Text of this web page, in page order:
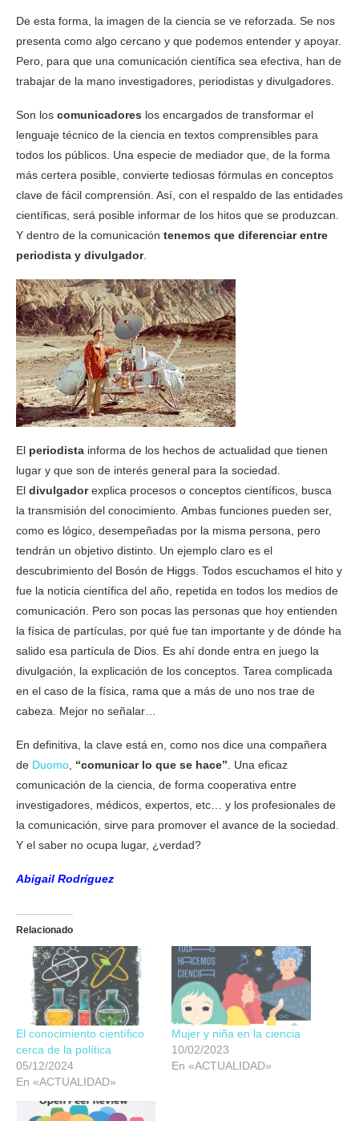
De esta forma, la imagen de la ciencia se ve reforzada. Se nos
presenta como algo cercano y que podemos entender y apoyar.
Pero, para que una comunicación científica sea efectiva, han de
trabajar de la mano investigadores, periodistas y divulgadores.
Son los comunicadores los encargados de transformar el
lenguaje técnico de la ciencia en textos comprensibles para
todos los públicos. Una especie de mediador que, de la forma
más certera posible, convierte tediosas fórmulas en conceptos
clave de fácil comprensión. Así, con el respaldo de las entidades
científicas, será posible informar de los hitos que se produzcan.
Y dentro de la comunicación tenemos que diferenciar entre
periodista y divulgador.
El periodista informa de los hechos de actualidad que tienen
lugar y que son de interés general para la sociedad.
El divulgadorexplica procesos o conceptos científicos, busca
la transmisión del conocimiento. Ambas funciones pueden ser,
como es lógico, desempeñadas por la misma persona, pero
tendrán un objetivo distinto. Un ejemplo claro es el
descubrimiento del Bosón de Higgs. Todos escuchamos el hito y
fue la noticia científica del año, repetida en todos los medios de
comunicación. Pero son pocas las personas que hoy entienden
la física de partículas, por qué fue tan importante y de dónde ha
salido esa partícula de Dios. Es ahí donde entra en juego la
divulgación, la explicación de los conceptos. Tarea complicada
en el caso de la física, rama que a más de uno nos trae de
cabeza. Mejor no señalar…
En definitiva, la clave está en, como nos dice una compañera
de Duomo “comunicar lo que se hace” . Una eficaz
comunicación de la ciencia, de forma cooperativa entre
investigadores, médicos, expertos, etc… y los profesionales de
la comunicación, sirve para promover el avance de la sociedad.
Y el saber no ocupa lugar, ¿verdad?
Abigail Rodríguez
Relacionado
El conocimiento científico
cerca de la política
05/12/2024
En «ACTUALIDAD»
Mujer y niña en la ciencia
10/02/2023
En «ACTUALIDAD»